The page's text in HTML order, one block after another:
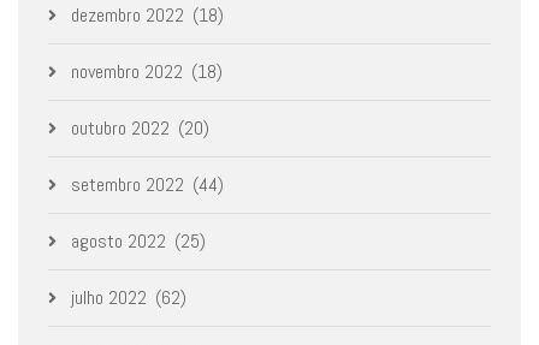
dezembro 2022 (18)
novembro 2022 (18)
outubro 2022 (20)
setembro 2022 (44)
agosto 2022 (25)
julho 2022 (62)